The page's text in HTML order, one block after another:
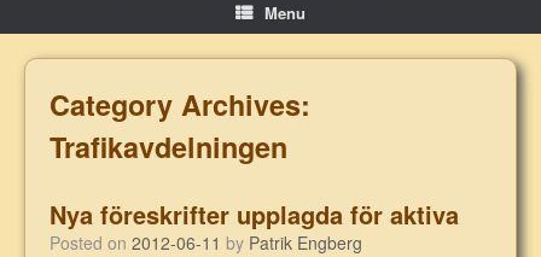
Menu
Category Archives:
Trafikavdelningen
Nya föreskrifter upplagda för aktiva
Posted on 2012-06-11 by Patrik Engberg